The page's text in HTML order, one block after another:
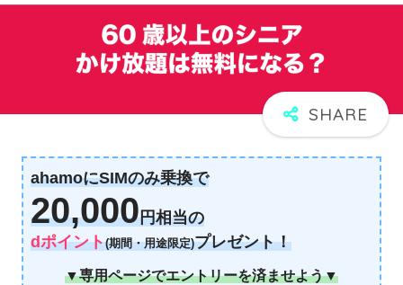
ahamoにSIMのみ乗換で
20,000円相当の
dポイント(期間・用途限定)プレゼント！
▼専用ページでエントリーを済ませよう▼